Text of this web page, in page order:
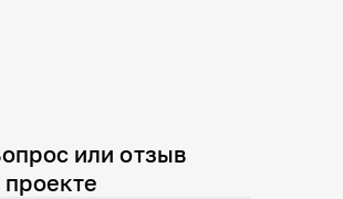
или отзыв
проекте